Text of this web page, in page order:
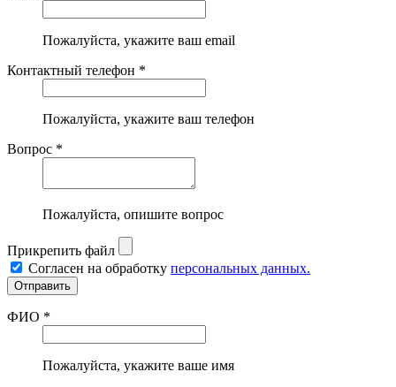
Пожалуйста, укажите ваш email
Контактный телефон *
Пожалуйста, укажите ваш телефон
Вопрос *
Пожалуйста, опишите вопрос
Прикрепить файл
Согласен на обработку персональных данных.
ФИО *
Пожалуйста, укажите ваше имя